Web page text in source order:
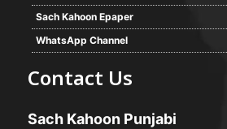
Sach Kahoon Epaper
WhatsApp Channel
Contact Us
Sach Kahoon Punjabi